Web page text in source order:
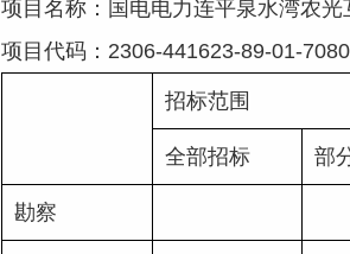
项目名称：国电电力连平泉水湾农
项目代码：2306-441623-89-01-
招标范围
全部招标 部
勘察